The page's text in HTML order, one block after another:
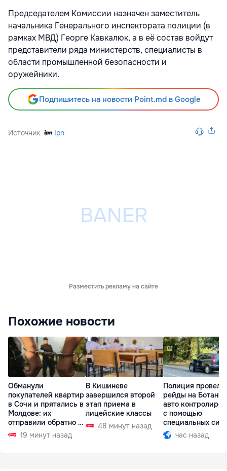
Председателем Комиссии назначен заместитель
начальника Генерального инспектората полиции (в
рамках МВД) Георге Кавкалюк, а в её состав войдут
представители ряда министерств, специалисты в
области промышленной безопасности и
оружейники.
Подпишитесь на новости Point.md в Google
Источник Ipn
Разместить рекламу на сайте
Похожие новости
Обманули
покупателей квартир
в Сочи и прятались в
Молдове: их
отправили обратно в
РФ 19 минут назад
В Кишиневе
завершился второй
этап приема в
лицейские классы
48 минут назад
Полиция провела
рейды на
авто
с помощью
специальных
час назад